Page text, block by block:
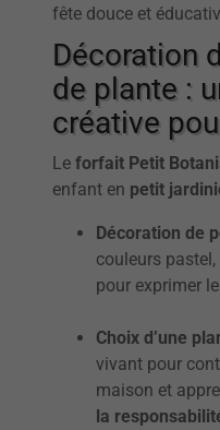
fête douce et
Décoration
de plante :
créative
Le forfait Petit
enfant en petit
Décoration de
couleurs
pour exprimer
Choix d’une
vivant pour
maison et
la